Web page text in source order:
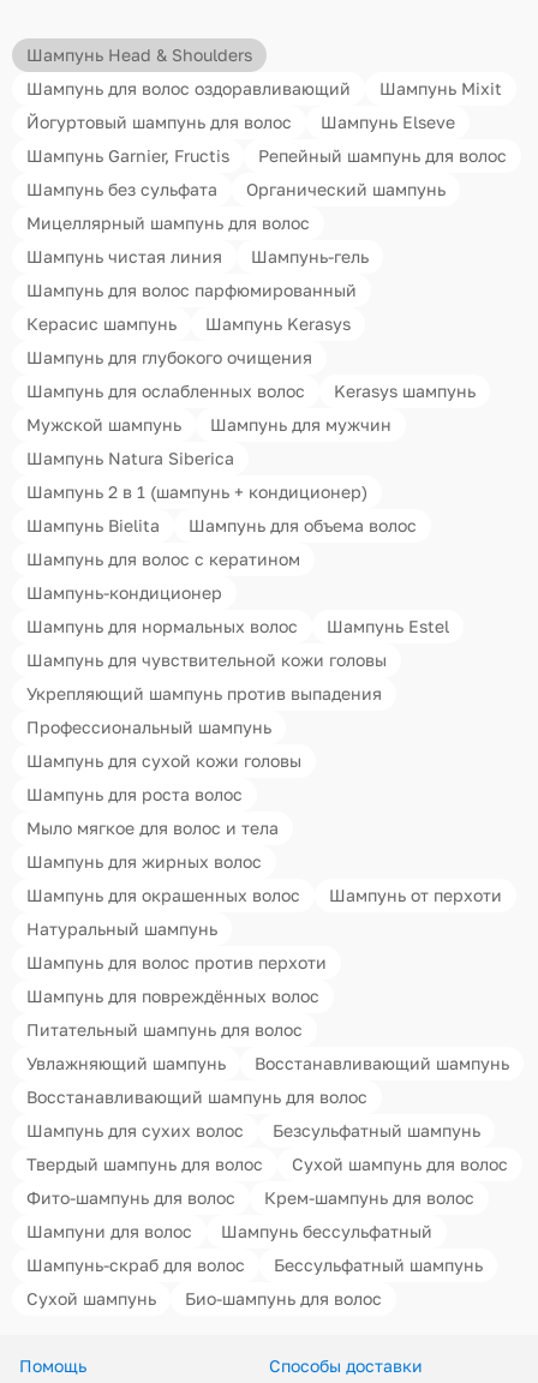
Шампунь Head & Shoulders
Шампунь для волос оздоравливающий
Шампунь Mixit
Йогуртовый шампунь для волос
Шампунь Elseve
Шампунь Garnier, Fructis
Репейный шампунь для волос
Шампунь без сульфата
Органический шампунь
Мицеллярный шампунь для волос
Шампунь чистая линия
Шампунь-гель
Шампунь для волос парфюмированный
Керасис шампунь
Шампунь Kerasys
Шампунь для глубокого очищения
Шампунь для ослабленных волос
Kerasys шампунь
Мужской шампунь
Шампунь для мужчин
Шампунь Natura Siberica
Шампунь 2 в 1 (шампунь + кондиционер)
Шампунь Bielita
Шампунь для объема волос
Шампунь для волос с кератином
Шампунь-кондиционер
Шампунь для нормальных волос
Шампунь Estel
Шампунь для чувствительной кожи головы
Укрепляющий шампунь против выпадения
Профессиональный шампунь
Шампунь для сухой кожи головы
Шампунь для роста волос
Мыло мягкое для волос и тела
Шампунь для жирных волос
Шампунь для окрашенных волос
Шампунь от перхоти
Натуральный шампунь
Шампунь для волос против перхоти
Шампунь для повреждённых волос
Питательный шампунь для волос
Увлажняющий шампунь
Восстанавливающий шампунь
Восстанавливающий шампунь для волос
Шампунь для сухих волос
Безсульфатный шампунь
Твердый шампунь для волос
Сухой шампунь для волос
Фито-шампунь для волос
Крем-шампунь для волос
Шампуни для волос
Шампунь бессульфатный
Шампунь-скраб для волос
Бессульфатный шампунь
Сухой шампунь
Био-шампунь для волос
Помощь
Способы доставки